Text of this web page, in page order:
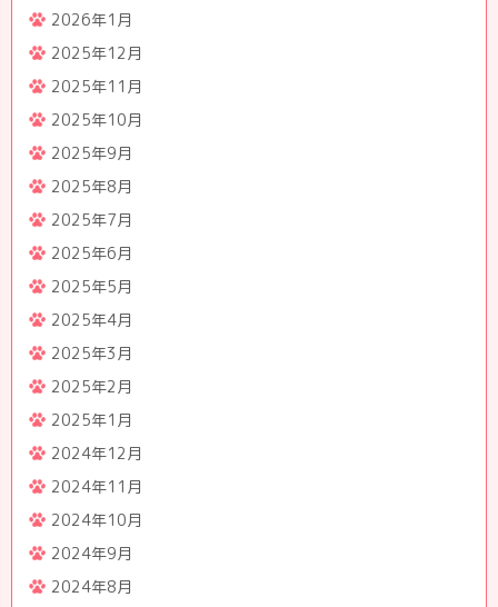
2026年1月
2025年12月
2025年11月
2025年10月
2025年9月
2025年8月
2025年7月
2025年6月
2025年5月
2025年4月
2025年3月
2025年2月
2025年1月
2024年12月
2024年11月
2024年10月
2024年9月
2024年8月